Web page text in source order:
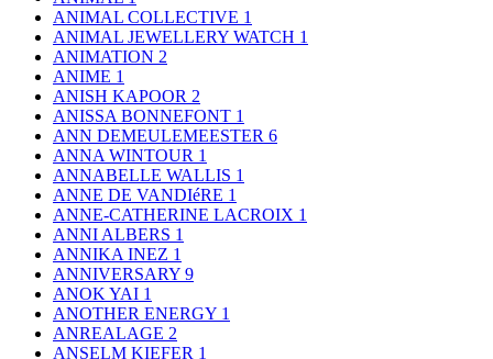
ANIMAL COLLECTIVE 1
ANIMAL JEWELLERY WATCH 1
ANIMATION 2
ANIME 1
ANISH KAPOOR 2
ANISSA BONNEFONT 1
ANN DEMEULEMEESTER 6
ANNA WINTOUR 1
ANNABELLE WALLIS 1
ANNE DE VANDIéRE 1
ANNE-CATHERINE LACROIX 1
ANNI ALBERS 1
ANNIKA INEZ 1
ANNIVERSARY 9
ANOK YAI 1
ANOTHER ENERGY 1
ANREALAGE 2
ANSELM KIEFER 1